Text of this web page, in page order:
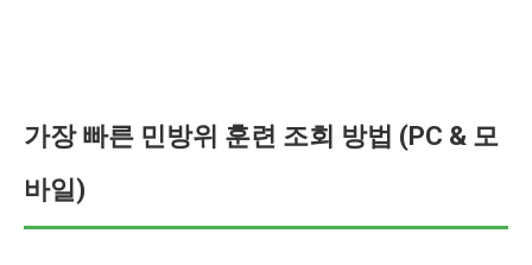
가장 빠른 민방위 훈련 조회 방법 (PC & 모
바일)